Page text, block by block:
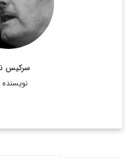
سرکیس
نویسنده
خلیل جبران را در
اطلاعات